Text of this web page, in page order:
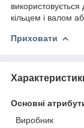
кільцем і валом
Приховати
Основні
Виробник